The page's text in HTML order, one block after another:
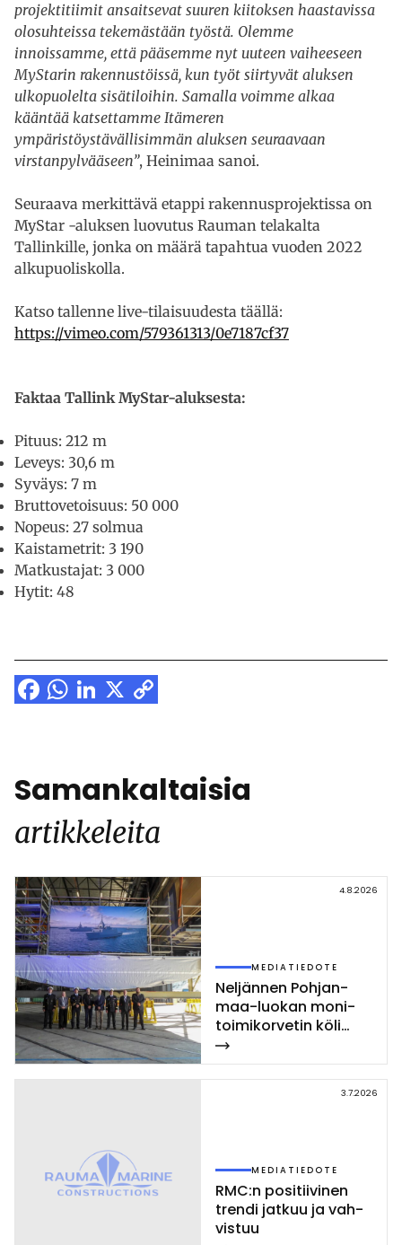
projektitiimit ansaitsevat suuren kiitoksen haastavissa
olosuhteissa tekemästään työstä. Olemme
innoissamme, että pääsemme nyt uuteen vaiheeseen
MyStarin rakennustöissä, kun työt siirtyvät aluksen
ulkopuolelta sisätiloihin. Samalla voimme alkaa
kääntää katsettamme Itämeren
ympäristöystävällisimmän aluksen seuraavaan
virstanpylvääseen”, Heinimaa sanoi.
Seuraava merkittävä etappi rakennusprojektissa on
MyStar -aluksen luovutus Rauman telakalta
Tallinkille, jonka on määrä tapahtua vuoden 2022
alkupuoliskolla.
Katso tallenne live-tilaisuudesta täällä:
https://vimeo.com/579361313/0e7187cf37
Faktaa Tallink MyStar-aluksesta:
Pituus: 212 m
Leveys: 30,6 m
Syväys: 7 m
Bruttovetoisuus: 50 000
Nopeus: 27 solmua
Kaistametrit: 3 190
Matkustajat: 3 000
Hytit: 48
Samankaltaisia
artikkeleita
4.8.2026
MEDIATIEDOTE
Nel­jän­nen Poh­jan­
maa-luo­kan mo­ni­
toi­mi­kor­ve­tin kö­li
las­ket­tiin Rau­mal­la
3.7.2026
MEDIATIEDOTE
RMC:n po­si­tii­vi­nen
tren­di jat­kuu ja vah­
vis­tuu